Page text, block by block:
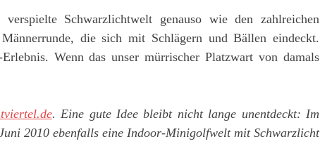
Schwarzlichtwelt genauso wie den zahlreichen
die sich mit Schlägern und Bällen eindeckt.
Wenn das unser mürrischer Platzwart von damals
. Eine gute Idee bleibt nicht lange unentdeckt: Im
2010 ebenfalls eine Indoor-Minigolfwelt mit Schwarzlicht